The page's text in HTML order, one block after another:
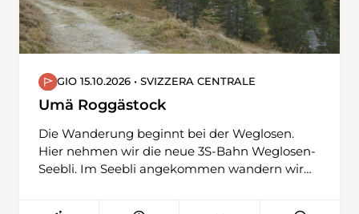
Frutt.
GIO 15.10.2026 • SVIZZERA CENTRALE
Umä Roggästock
Die Wanderung beginnt bei der Weglosen.
Hier nehmen wir die neue 3S-Bahn Weglosen-
Seebli. Im Seebli angekommen wandern wir